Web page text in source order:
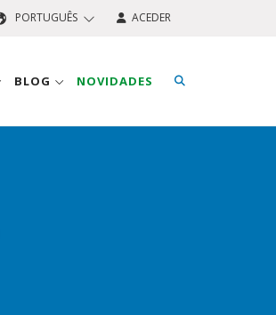
PORTUGUÊS ACEDER
BLOG NOVIDADES